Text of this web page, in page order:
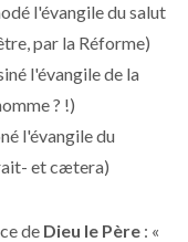
l'évangile du salut
par la Réforme)
l'évangile de la
? !)
l'évangile du
et cætera)
de Dieu le Père : «